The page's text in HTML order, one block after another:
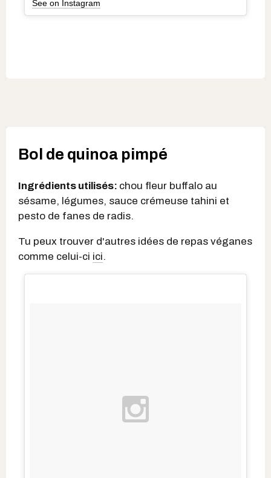
See on Instagram
Bol de quinoa pimpé
Ingrédients utilisés: chou fleur buffalo au
sésame, légumes, sauce crémeuse tahini et
pesto de fanes de radis.
Tu peux trouver d'autres idées de repas véganes
comme celui-ci ici.